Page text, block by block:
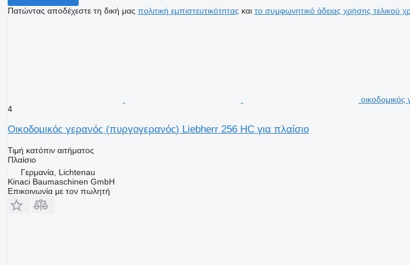
Πατώντας αποδέχεστε τη δική μας πολιτική εμπιστευτικότητας και το συμφωνητικό άδειας χρήσης τελικού
4
Οικοδομικός γερανός (πυργογερανός) Liebherr 256 HC για πλαίσιο
Τιμή κατόπιν αιτήματος
Πλαίσιο
Γερμανία, Lichtenau
Kinaci Baumaschinen GmbH
Επικοινωνία με τον πωλητή